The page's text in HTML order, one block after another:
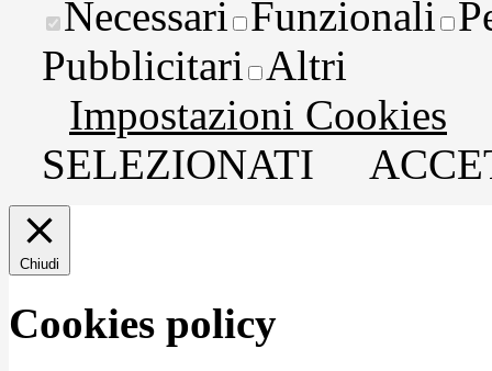
Necessari Funzionali
Pubblicitari Altri
Impostazioni Cookies
SELEZIONATI
Chiudi
Cookies policy